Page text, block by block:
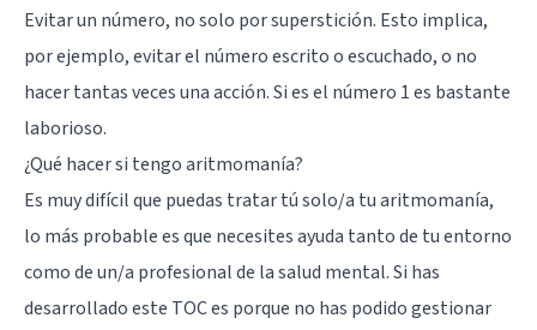
Evitar un número, no solo por superstición. Esto implica,
por ejemplo, evitar el número escrito o escuchado, o no
hacer tantas veces una acción. Si es el número 1 es bastante
laborioso.
¿Qué hacer si tengo aritmomanía?
Es muy difícil que puedas tratar tú solo/a tu aritmomanía,
lo más probable es que necesites ayuda tanto de tu entorno
como de un/a profesional de la salud mental. Si has
desarrollado este TOC es porque no has podido gestionar